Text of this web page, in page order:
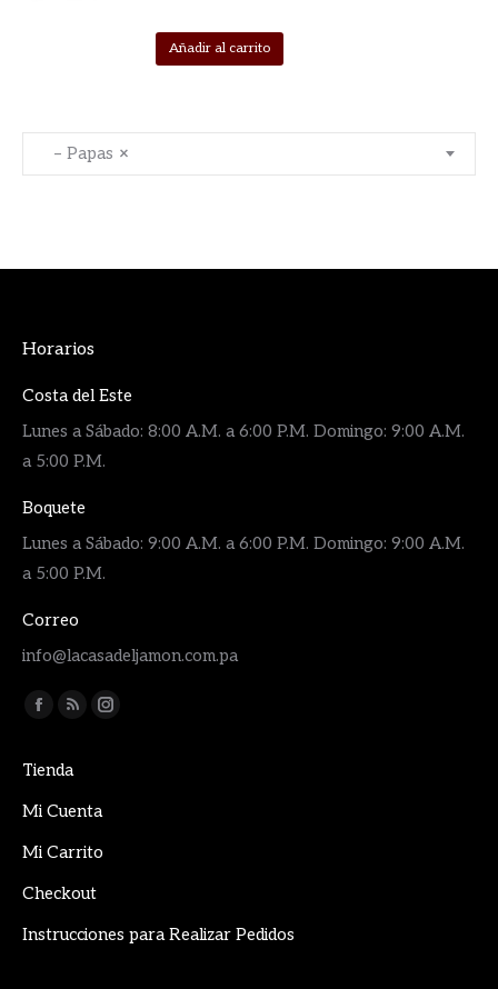
Añadir al carrito
×
– Papas
Horarios
Costa del Este
Lunes a Sábado: 8:00 A.M. a 6:00 P.M. Domingo: 9:00 A.M.
a 5:00 P.M.
Boquete
Lunes a Sábado: 9:00 A.M. a 6:00 P.M. Domingo: 9:00 A.M.
a 5:00 P.M.
Correo
info@lacasadeljamon.com.pa
Encuéntranos en:
Facebook
opens
in
window
Rss
opens
in
window
Instagram
Tienda
Mi Cuenta
Mi Carrito
Checkout
Instrucciones para Realizar Pedidos